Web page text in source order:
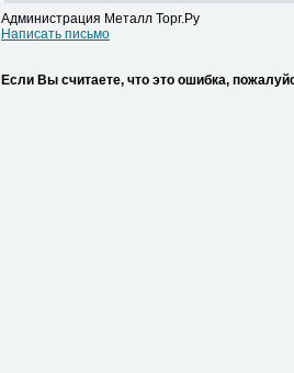
Администрация Металл Торг.Ру
Написать письмо
Если Вы считаете, что это ошибка,